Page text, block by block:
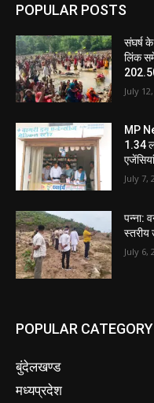
POPULAR POSTS
संघर्ष
लिंक
July
MP
1.34
July 7,
पन्ना:
स्तरीय
July 6,
POPULAR CATEGORY
बुंदेलखण्ड
मध्यप्रदेश